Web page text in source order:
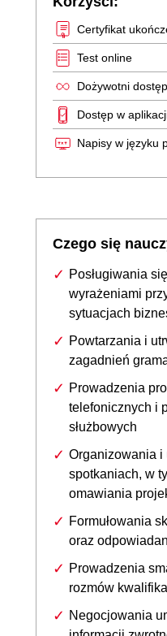
Certyfikat
Test online
Dożywotni dostęp
Dostęp w
Napisy w języku
Czego się
Posługiwania
wyrażeniami
sytuacjach
Powtarzania i
zagadnień
Prowadzenia
telefonicznych i
służbowych
Organizowania i
spotkaniach, w
omawiania
Formułowania
oraz
Prowadzenia
rozmów
Negocjowania